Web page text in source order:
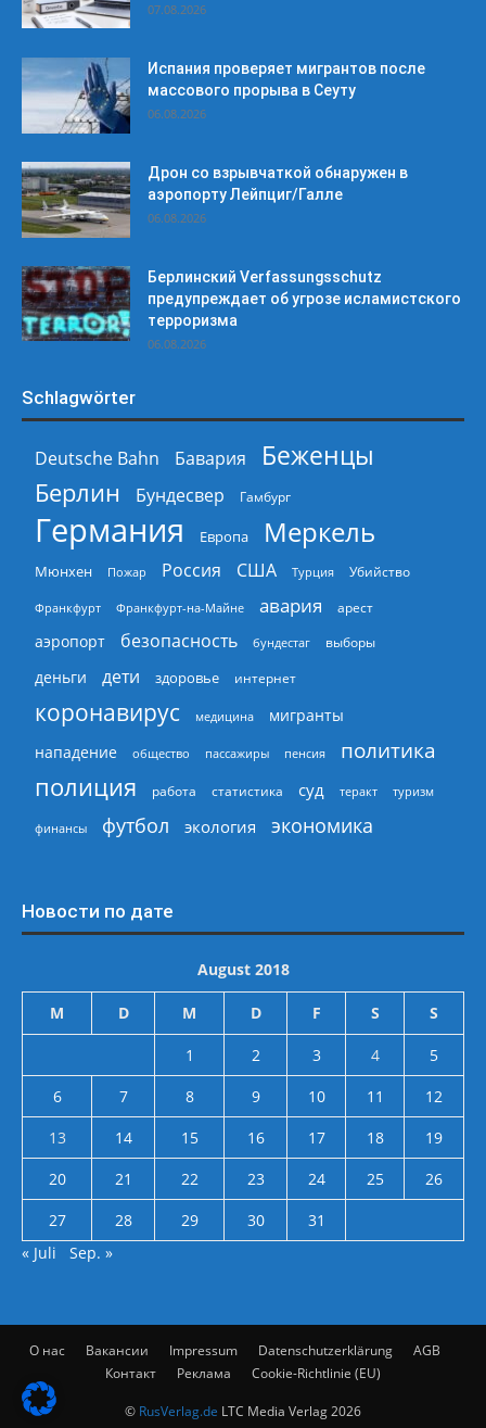
07.08.2026
Испания проверяет мигрантов после
массового прорыва в Сеуту
06.08.2026
Дрон со взрывчаткой обнаружен в
аэропорту Лейпциг/Галле
06.08.2026
Берлинский Verfassungsschutz
предупреждает об угрозе исламистского
терроризма
06.08.2026
Schlagwörter
Deutsche Bahn Бавария
Беженцы
Берлин
Бундесвер Гамбург
Германия Европа Меркель
Мюнхен Пожар Россия США Турция Убийство
Франкфурт Франкфурт-на-Майне авария арест
аэропорт безопасность бундестаг выборы
деньги дети здоровье интернет
коронавирус медицина
мигранты
нападение
общество пассажиры пенсия политика
полиция работа статистика суд теракт туризм
финансы футбол экология экономика
Новости по дате
August 2018
M D M D F S S
1 2 3 4
5
6
7 8 9 10 11
12
13
14 15 16 17 18
19
20
21 22 23 24 25
26
27
28 29 30
31
« Juli
Sep. »
О нас Вакансии Impressum Datenschutzerklärung
AGB
Контакт
Реклама Cookie-Richtlinie (EU)
© RusVerlag.de LTC Media Verlag 2026